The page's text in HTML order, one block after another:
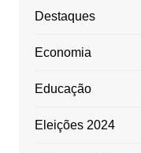
Destaques
Economia
Educação
Eleições 2024